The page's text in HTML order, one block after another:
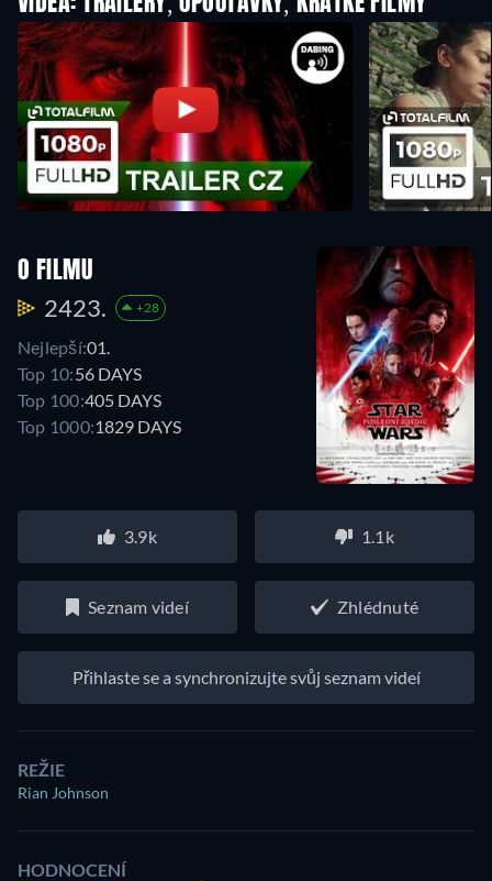
O FILMU
2423. +28
Nejlepší:01.
Top 10:56 DAYS
Top 100:405 DAYS
Top 1000:1829 DAYS
3.9k 1.1k
Seznam videí Zhlédnuté
Přihlaste se a synchronizujte svůj seznam videí
REŽIE
Rian Johnson
HODNOCENÍ